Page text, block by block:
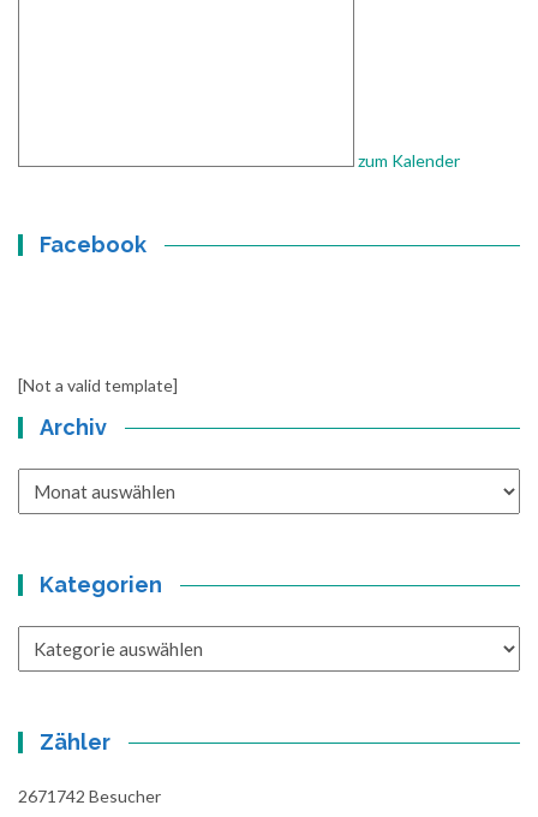
zum Kalender
Facebook
[Not a valid template]
Archiv
Kategorien
Zähler
2671742 Besucher